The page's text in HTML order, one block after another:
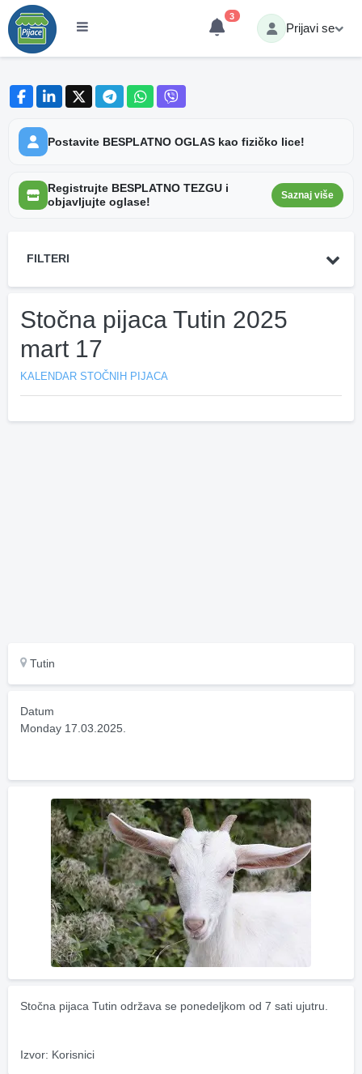
3
Prijavi se
Postavite BESPLATNO OGLAS kao fizičko lice!
Registrujte BESPLATNO TEZGU i
objavljujte oglase!
Saznaj više
FILTERI
Stočna pijaca Tutin 2025
mart 17
KALENDAR STOČNIH PIJACA
Tutin
Datum
Monday 17.03.2025.
Stočna pijaca Tutin održava se ponedeljkom od 7 sati ujutru.
Izvor: Korisnici